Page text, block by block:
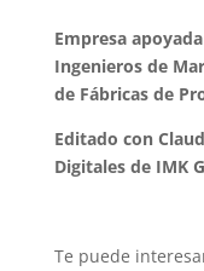
Empresa
Ingenieros de
de Fábricas de
Editado con
Digitales de IMK
Te puede